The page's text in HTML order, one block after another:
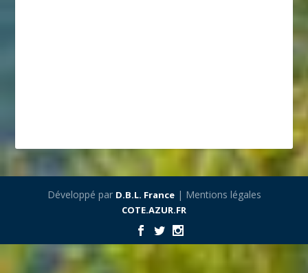
Développé par D.B.L. France| Mentions légales
COTE.AZUR.FR